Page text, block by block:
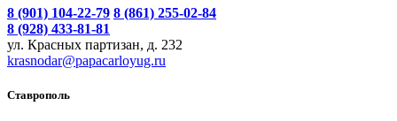
8 (901) 104-22-79 8 (861) 255-02-84
8 (928) 433-81-81
ул. Красных партизан, д. 232
krasnodar@papacarloyug.ru
Ставрополь